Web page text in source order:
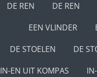
DE REN
DE REN
EEN VLINDER
DE STOELEN
DE
IN-EN UIT KOMPAS